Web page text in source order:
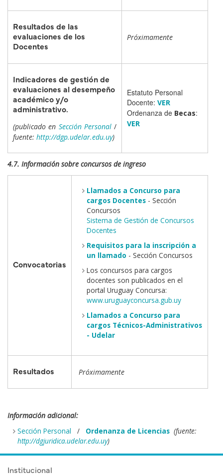
Institucional
Resultados de las
evaluaciones de los
Docentes
Próximamente
Indicadores de gestión de
evaluaciones al desempeño
académico y/o
administrativo.
(publicado en Sección Personal/
fuente: http://dgp.udelar.edu.uy)
Estatuto Personal
Docente: VER
Ordenanza de Becas:
VER
4.7. Información sobre concursos de ingreso
Convocatorias
Llamados a Concurso para
cargos Docentes - Sección
Concursos
Sistema de Gestión de Concursos
Docentes
Requisitos para la inscripción a
un llamado - Sección Concursos
Los concursos para cargos
docentes son publicados en el
portal Uruguay Concursa:
www.uruguayconcursa.gub.uy
Llamados a Concurso para
cargos Técnicos-Administrativos
- Udelar
Resultados Próximamente
Información adicional:
Sección Personal / Ordenanza de Licencias (fuente:
http://dgjuridica.udelar.edu.uy)